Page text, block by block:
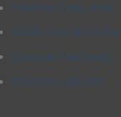
Chính sách mua hàng
Chính sách giao hàng
Chính sách bảo hành
Chính sách bảo mật